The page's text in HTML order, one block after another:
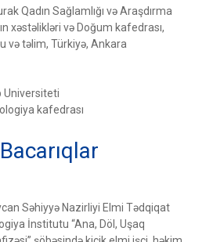
Qadın Sağlamlığı və Araşdırma
xəstəlikləri və Doğum kafedrası,
və təlim, Türkiyə, Ankara
Universiteti
kafedrası
Səhiyyə Nazirliyi Elmi Tədqiqat
İnstitutu “Ana, Döl, Uşaq